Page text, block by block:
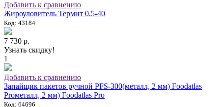
Добавить к сравнению
Жироуловитель Термит 0,5-40
Код: 43184
7 730 р.
Узнать скидку!
1
Добавить к сравнению
Запайщик пакетов ручной PFS-300(металл, 2 мм) Foodatlas
Proметалл, 2 мм) Foodatlas Pro
Код: 64696